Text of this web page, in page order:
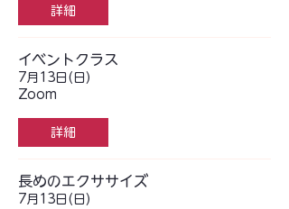
詳細
イベントクラス
7月13日(日)
Zoom
詳細
長めのエクササイズ
7月13日(日)